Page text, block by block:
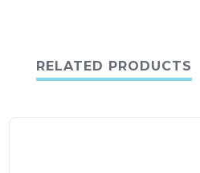
RELATED PRODUCTS